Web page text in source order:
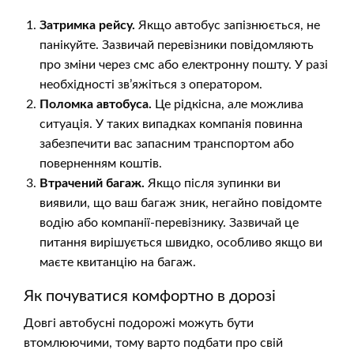
Затримка рейсу. Якщо автобус запізнюється, не
панікуйте. Зазвичай перевізники повідомляють
про зміни через смс або електронну пошту. У разі
необхідності зв’яжіться з оператором.
Поломка автобуса. Це рідкісна, але можлива
ситуація. У таких випадках компанія повинна
забезпечити вас запасним транспортом або
поверненням коштів.
Втрачений багаж. Якщо після зупинки ви
виявили, що ваш багаж зник, негайно повідомте
водію або компанії-перевізнику. Зазвичай це
питання вирішується швидко, особливо якщо ви
маєте квитанцію на багаж.
Як почуватися комфортно в дорозі
Довгі автобусні подорожі можуть бути
втомлюючими, тому варто подбати про свій